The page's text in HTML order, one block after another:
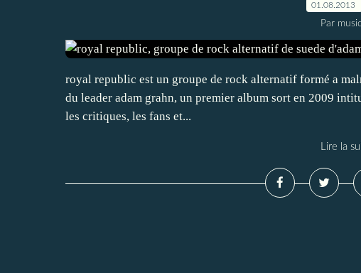
01.08.2013
Par
royal republic est un groupe de rock alternatif formé a
du leader adam grahn, un premier album sort en 2009
les critiques, les fans et...
Lire la